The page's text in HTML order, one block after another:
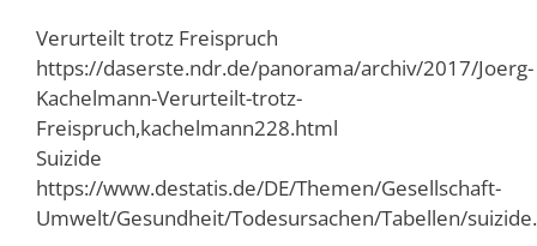
Verurteilt trotz Freispruch
https://daserste.ndr.de/panorama/archiv/2017/Joerg-
Kachelmann-Verurteilt-trotz-
Freispruch,kachelmann228.html
Suizide
https://www.destatis.de/DE/Themen/Gesellschaft-
Umwelt/Gesundheit/Todesursachen/Tabellen/